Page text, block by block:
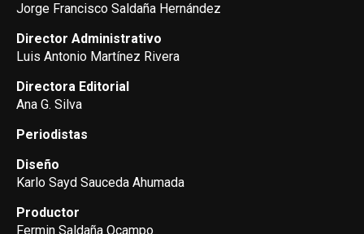
Jorge Francisco Saldaña Hernández
Director Administrativo
Luis Antonio Martínez Rivera
Directora Editorial
Ana G. Silva
Periodistas
Diseño
Karlo Sayd Sauceda Ahumada
Productor
Fermin Saldaña Ocampo